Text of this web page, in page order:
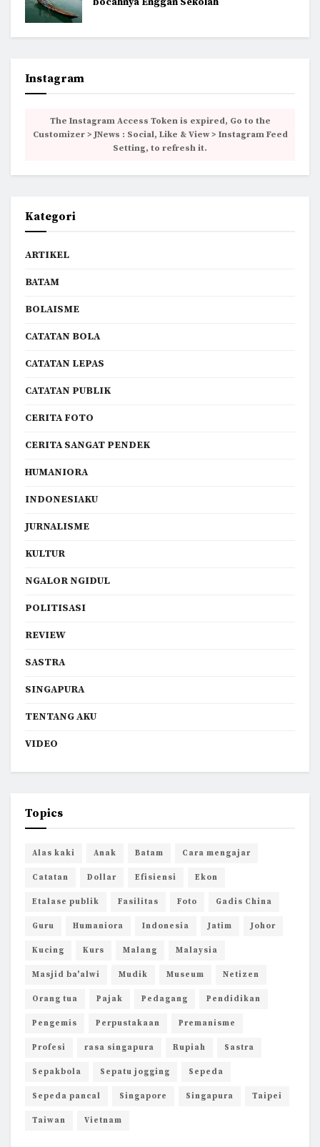
Instagram
The Instagram Access Token is expired, Go to the
Customizer > JNews : Social, Like & View > Instagram Feed
Setting, to refresh it.
Kategori
ARTIKEL
BATAM
BOLAISME
CATATAN BOLA
CATATAN LEPAS
CATATAN PUBLIK
CERITA FOTO
CERITA SANGAT PENDEK
HUMANIORA
INDONESIAKU
JURNALISME
KULTUR
NGALOR NGIDUL
POLITISASI
REVIEW
SASTRA
SINGAPURA
TENTANG AKU
VIDEO
Topics
Alas kaki Anak Batam Cara mengajar
Catatan Dollar Efisiensi Ekon
Etalase publik Fasilitas Foto Gadis China
Guru Humaniora Indonesia Jatim Johor
Kucing Kurs Malang Malaysia
Masjid ba'alwi Mudik Museum Netizen
Orang tua Pajak Pedagang Pendidikan
Pengemis Perpustakaan Premanisme
Profesi rasa singapura Rupiah Sastra
Sepakbola Sepatu jogging Sepeda
Sepeda pancal Singapore Singapura Taipei
Taiwan Vietnam